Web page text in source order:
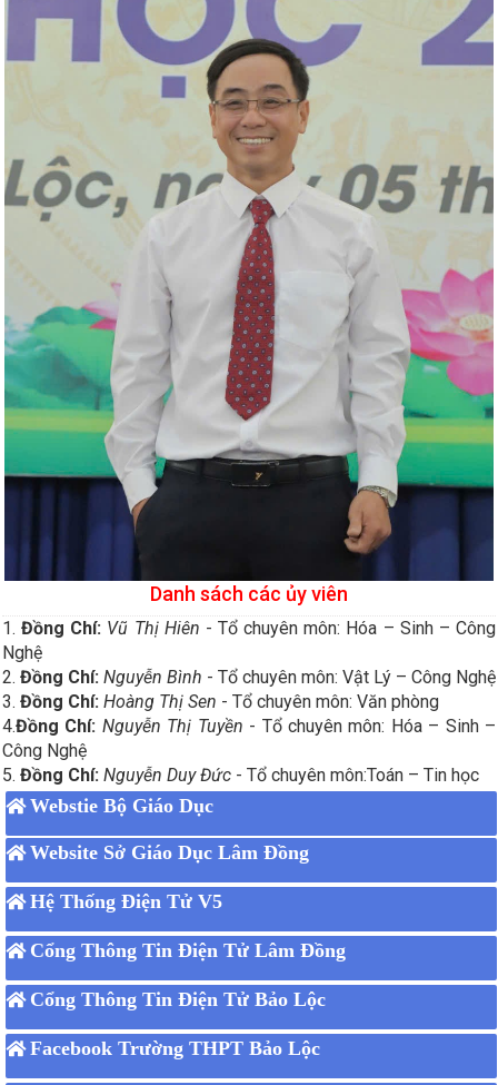
Danh sách các ủy viên
1.Đồng Chí: Vũ Thị Hiên - Tổ chuyên môn: Hóa – Sinh – Công
Nghệ
2. Đồng Chí: Nguyễn Bình - Tổ chuyên môn: Vật Lý – Công Nghệ
3. Đồng Chí: Hoàng Thị Sen - Tổ chuyên môn: Văn phòng
4.Đồng Chí: Nguyễn Thị Tuyền - Tổ chuyên môn: Hóa – Sinh –
Công Nghệ
5. Đồng Chí: Nguyễn Duy Đức - Tổ chuyên môn:Toán – Tin học
Webstie Bộ Giáo Dục
Website Sở Giáo Dục Lâm Đồng
Hệ Thống Điện Tử V5
Cổng Thông Tin Điện Tử Lâm Đồng
Cổng Thông Tin Điện Tử Bảo Lộc
Facebook Trường THPT Bảo Lộc